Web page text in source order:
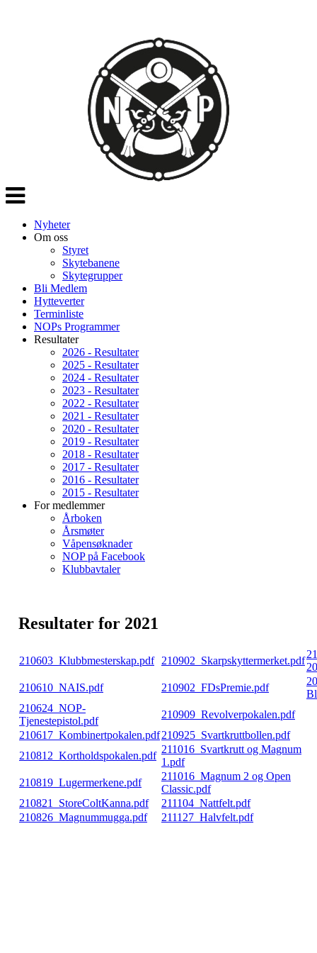
Veksle
navigasjon
Nyheter
Om oss
Styret
Skytebanene
Skytegrupper
Bli Medlem
Hytteverter
Terminliste
NOPs Programmer
Resultater
2026 - Resultater
2025 - Resultater
2024 - Resultater
2023 - Resultater
2022 - Resultater
2021 - Resultater
2020 - Resultater
2019 - Resultater
2018 - Resultater
2017 - Resultater
2016 - Resultater
2015 - Resultater
For medlemmer
Årboken
Årsmøter
Våpensøknader
NOP på Facebook
Klubbavtaler
Resultater for 2021
210603_Klubbmesterskap.pdf 210902_Skarpskyttermerket.pdf
210610_NAIS.pdf
210902_FDsPremie.pdf
210624_NOP-
Tjenestepistol.pdf
210909_Revolverpokalen.pdf
210617_Kombinertpokalen.pdf210925_Svartkruttbollen.pdf
210812_Kortholdspokalen.pdf
211016_Svartkrutt og Magnum
1.pdf
210819_Lugermerkene.pdf
211016_Magnum 2 og Open
Classic.pdf
210821_StoreColtKanna.pdf
211104_Nattfelt.pdf
210826_Magnummugga.pdf
211127_Halvfelt.pdf